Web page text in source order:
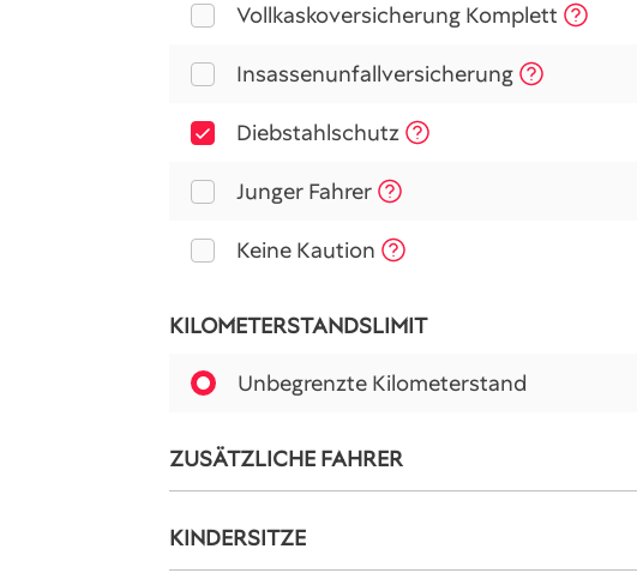
Vollkaskoversicherung Komplett
Insassenunfallversicherung
Diebstahlschutz
Junger Fahrer
Keine Kaution
KILOMETERSTANDSLIMIT
Unbegrenzte Kilometerstand
ZUSÄTZLICHE FAHRER
KINDERSITZE